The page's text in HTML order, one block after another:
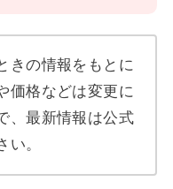
きの情報をもとに
価格などは変更に
、最新情報は公式
。